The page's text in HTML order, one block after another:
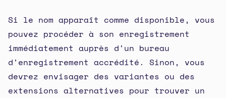
Si le nom apparaît comme disponible, vous
pouvez procéder à son enregistrement
immédiatement auprès d'un bureau
d'enregistrement accrédité. Sinon, vous
devrez envisager des variantes ou des
extensions alternatives pour trouver un